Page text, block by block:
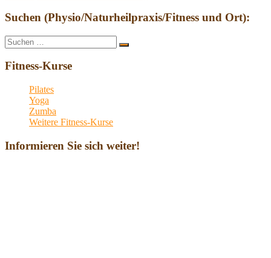
Suchen (Physio/Naturheilpraxis/Fitness und Ort):
Suche
nach:
Suchen
Fitness-Kurse
Pilates
Yoga
Zumba
Weitere Fitness-Kurse
Informieren Sie sich weiter!